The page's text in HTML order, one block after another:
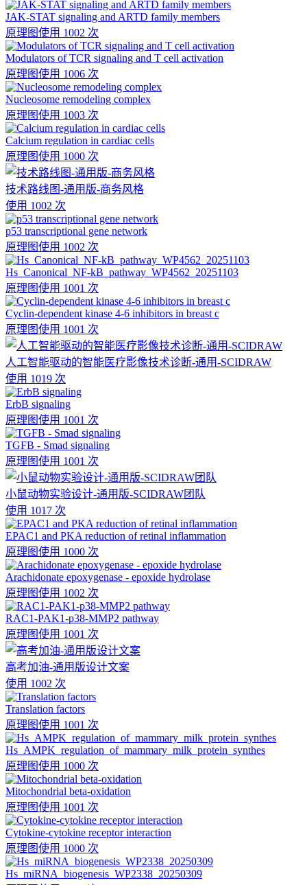
JAK-STAT signaling and ARTD family members
原理图使用 1002 次
Modulators of TCR signaling and T cell activation
原理图使用 1006 次
Nucleosome remodeling complex
原理图使用 1003 次
Calcium regulation in cardiac cells
原理图使用 1000 次
技术路线图-通用版-商务风格
使用 1002 次
p53 transcriptional gene network
原理图使用 1002 次
Hs_Canonical_NF-kB_pathway_WP4562_20251103
原理图使用 1001 次
Cyclin-dependent kinase 4-6 inhibitors in breast c
原理图使用 1001 次
人工智能驱动的智能医疗影像技术诊断-通用-SCIDRAW
使用 1019 次
ErbB signaling
原理图使用 1001 次
TGFB - Smad signaling
原理图使用 1001 次
小鼠动物实验设计-通用版-SCIDRAW团队
使用 1017 次
EPAC1 and PKA reduction of retinal inflammation
原理图使用 1000 次
Arachidonate epoxygenase - epoxide hydrolase
原理图使用 1002 次
RAC1-PAK1-p38-MMP2 pathway
原理图使用 1001 次
高考加油-通用版设计文案
使用 1002 次
Translation factors
原理图使用 1001 次
Hs_AMPK_regulation_of_mammary_milk_protein_synthes
原理图使用 1000 次
Mitochondrial beta-oxidation
原理图使用 1001 次
Cytokine-cytokine receptor interaction
原理图使用 1000 次
Hs_miRNA_biogenesis_WP2338_20250309